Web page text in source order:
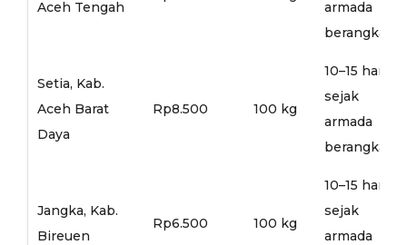
Aceh Tengah
armada
berangkat
Setia, Kab.
Aceh Barat
Daya
Rp8.500 100 kg
10–15 hari
sejak
armada
berangkat
Jangka, Kab.
Bireuen
Rp6.500 100 kg
10–15 hari
sejak
armada